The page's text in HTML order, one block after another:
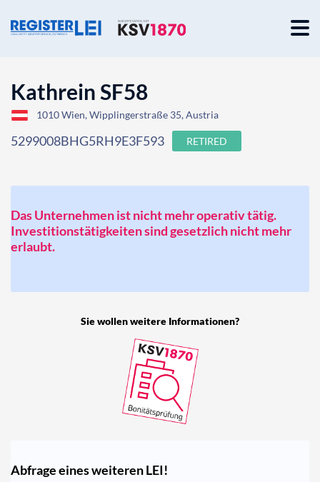
Kathrein SF58
1010 Wien, Wipplingerstraße 35, Austria
5299008BHG5RH9E3F593 RETIRED
Das Unternehmen ist nicht mehr operativ tätig.
Investitionstätigkeiten sind gesetzlich nicht mehr
erlaubt.
Sie wollen weitere Informationen?
Abfrage eines weiteren LEI!